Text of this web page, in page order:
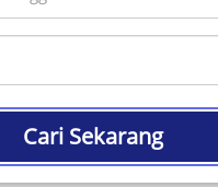
Cari Sekarang